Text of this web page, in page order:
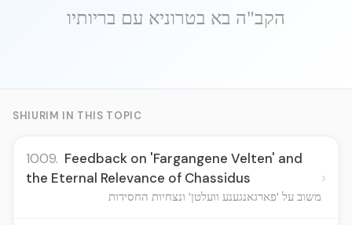
הקב"ה בא בטרוניא עם בריותיו
SHIURIM IN THIS TOPIC
1009. Feedback on 'Fargangene Velten' and
the Eternal Relevance of Chassidus
משוב על 'פארגאנגענע וועלטן' ונצחיות החסידות
›